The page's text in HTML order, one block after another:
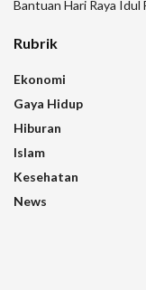
Bantuan Hari Raya
Rubrik
Ekonomi
Gaya Hidup
Hiburan
Islam
Kesehatan
News